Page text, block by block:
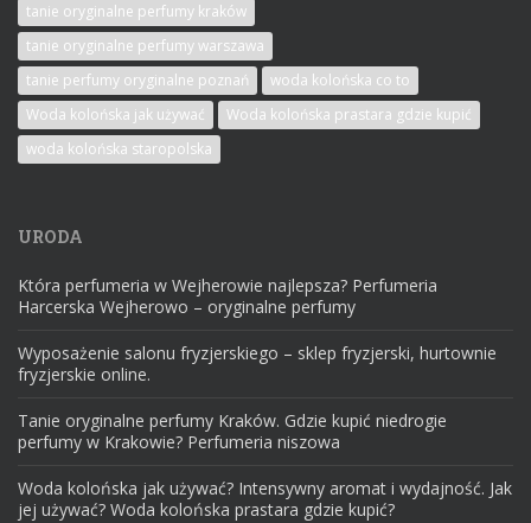
tanie oryginalne perfumy kraków
tanie oryginalne perfumy warszawa
tanie perfumy oryginalne poznań
woda kolońska co to
Woda kolońska jak używać
Woda kolońska prastara gdzie kupić
woda kolońska staropolska
URODA
Która perfumeria w Wejherowie najlepsza? Perfumeria
Harcerska Wejherowo – oryginalne perfumy
Wyposażenie salonu fryzjerskiego – sklep fryzjerski, hurtownie
fryzjerskie online.
Tanie oryginalne perfumy Kraków. Gdzie kupić niedrogie
perfumy w Krakowie? Perfumeria niszowa
Woda kolońska jak używać? Intensywny aromat i wydajność. Jak
jej używać? Woda kolońska prastara gdzie kupić?